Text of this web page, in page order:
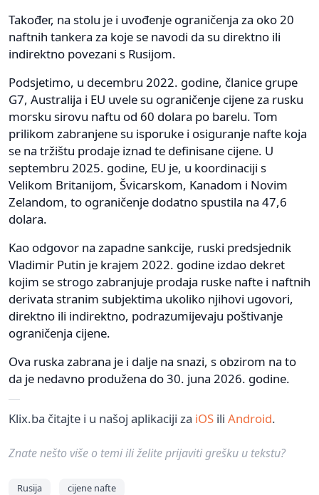
Također, na stolu je i uvođenje ograničenja za oko 20
naftnih tankera za koje se navodi da su direktno ili
indirektno povezani s Rusijom.
Podsjetimo, u decembru 2022. godine, članice grupe
G7, Australija i EU uvele su ograničenje cijene za rusku
morsku sirovu naftu od 60 dolara po barelu. Tom
prilikom zabranjene su isporuke i osiguranje nafte koja
se na tržištu prodaje iznad te definisane cijene. U
septembru 2025. godine, EU je, u koordinaciji s
Velikom Britanijom, Švicarskom, Kanadom i Novim
Zelandom, to ograničenje dodatno spustila na 47,6
dolara.
Kao odgovor na zapadne sankcije, ruski predsjednik
Vladimir Putin je krajem 2022. godine izdao dekret
kojim se strogo zabranjuje prodaja ruske nafte i naftnih
derivata stranim subjektima ukoliko njihovi ugovori,
direktno ili indirektno, podrazumijevaju poštivanje
ograničenja cijene.
Ova ruska zabrana je i dalje na snazi, s obzirom na to
da je nedavno produžena do 30. juna 2026. godine.
Klix.ba čitajte i u našoj aplikaciji za iOS ili Android.
Znate nešto više o temi ili želite prijaviti grešku u tekstu?
Rusija cijene nafte